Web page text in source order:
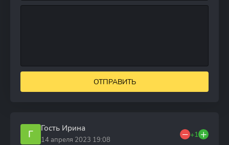
ОТПРАВИТЬ
Г Гость Ирина
14 апреля 2023 19:08
+1